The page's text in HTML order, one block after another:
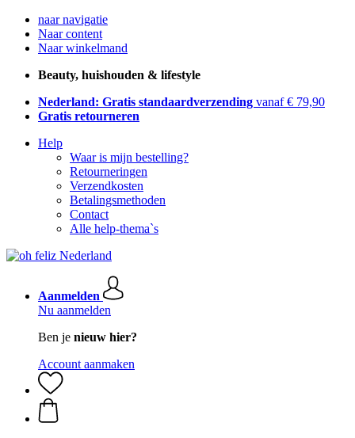
naar navigatie
Naar content
Naar winkelmand
Beauty, huishouden & lifestyle
Nederland: Gratis standaardverzending vanaf € 79,90
Gratis retourneren
Help
Waar is mijn bestelling?
Retourneringen
Verzendkosten
Betalingsmethoden
Contact
Alle help-thema`s
Aanmelden
Nu aanmelden
Ben je nieuw hier?
Account aanmaken